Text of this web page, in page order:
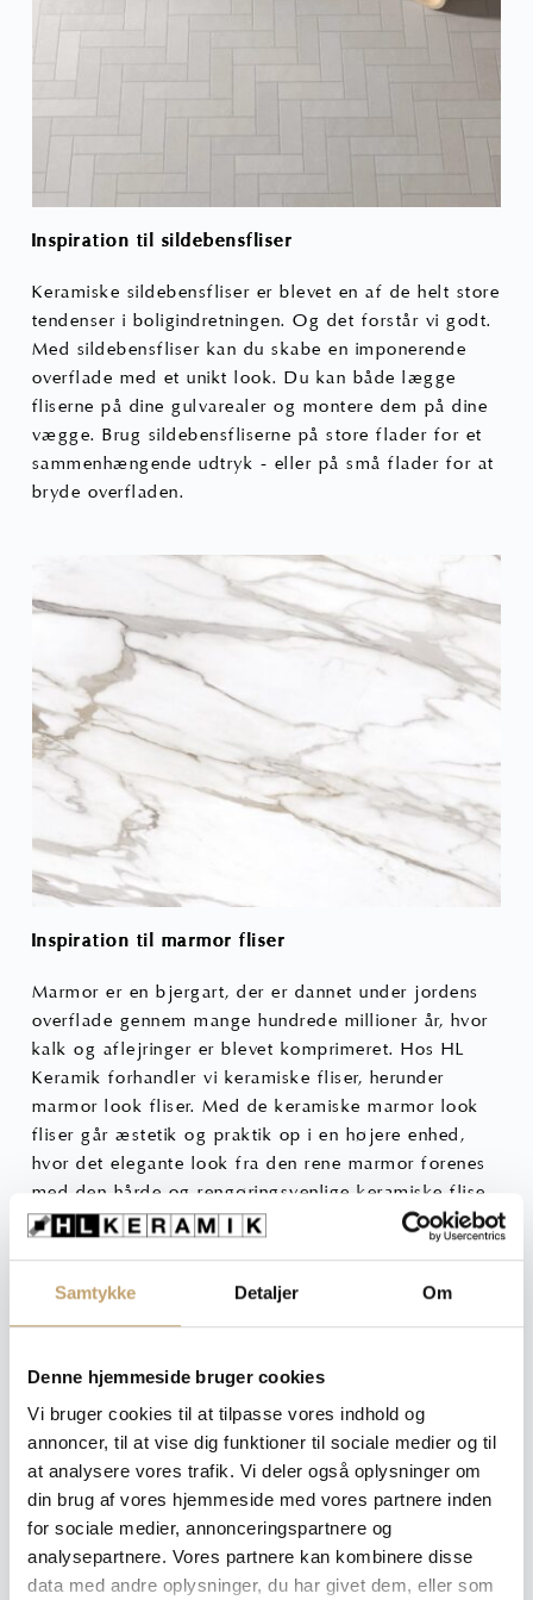
Samtykke Detaljer Om
Denne hjemmeside bruger cookies
Vi bruger cookies til at tilpasse vores indhold og
annoncer, til at vise dig funktioner til sociale medier og til
at analysere vores trafik. Vi deler også oplysninger om
din brug af vores hjemmeside med vores partnere inden
for sociale medier, annonceringspartnere og
analysepartnere. Vores partnere kan kombinere disse
data med andre oplysninger, du har givet dem, eller som
Inspiration til sildebensfliser
Keramiske sildebensfliser er blevet en af de helt store
tendenser i boligindretningen. Og det forstår vi godt.
Med sildebensfliser kan du skabe en imponerende
overflade med et unikt look. Du kan både lægge
fliserne på dine gulvarealer og montere dem på dine
vægge. Brug sildebensfliserne på store flader for et
sammenhængende udtryk - eller på små flader for at
bryde overfladen.
Inspiration til marmor fliser
Marmor er en bjergart, der er dannet under jordens
overflade gennem mange hundrede millioner år, hvor
kalk og aflejringer er blevet komprimeret. Hos HL
Keramik forhandler vi keramiske fliser, herunder
marmor look fliser. Med de keramiske marmor look
fliser går æstetik og praktik op i en højere enhed,
hvor det elegante look fra den rene marmor forenes
med den hårde og rengøringsvenlige keramiske flise.